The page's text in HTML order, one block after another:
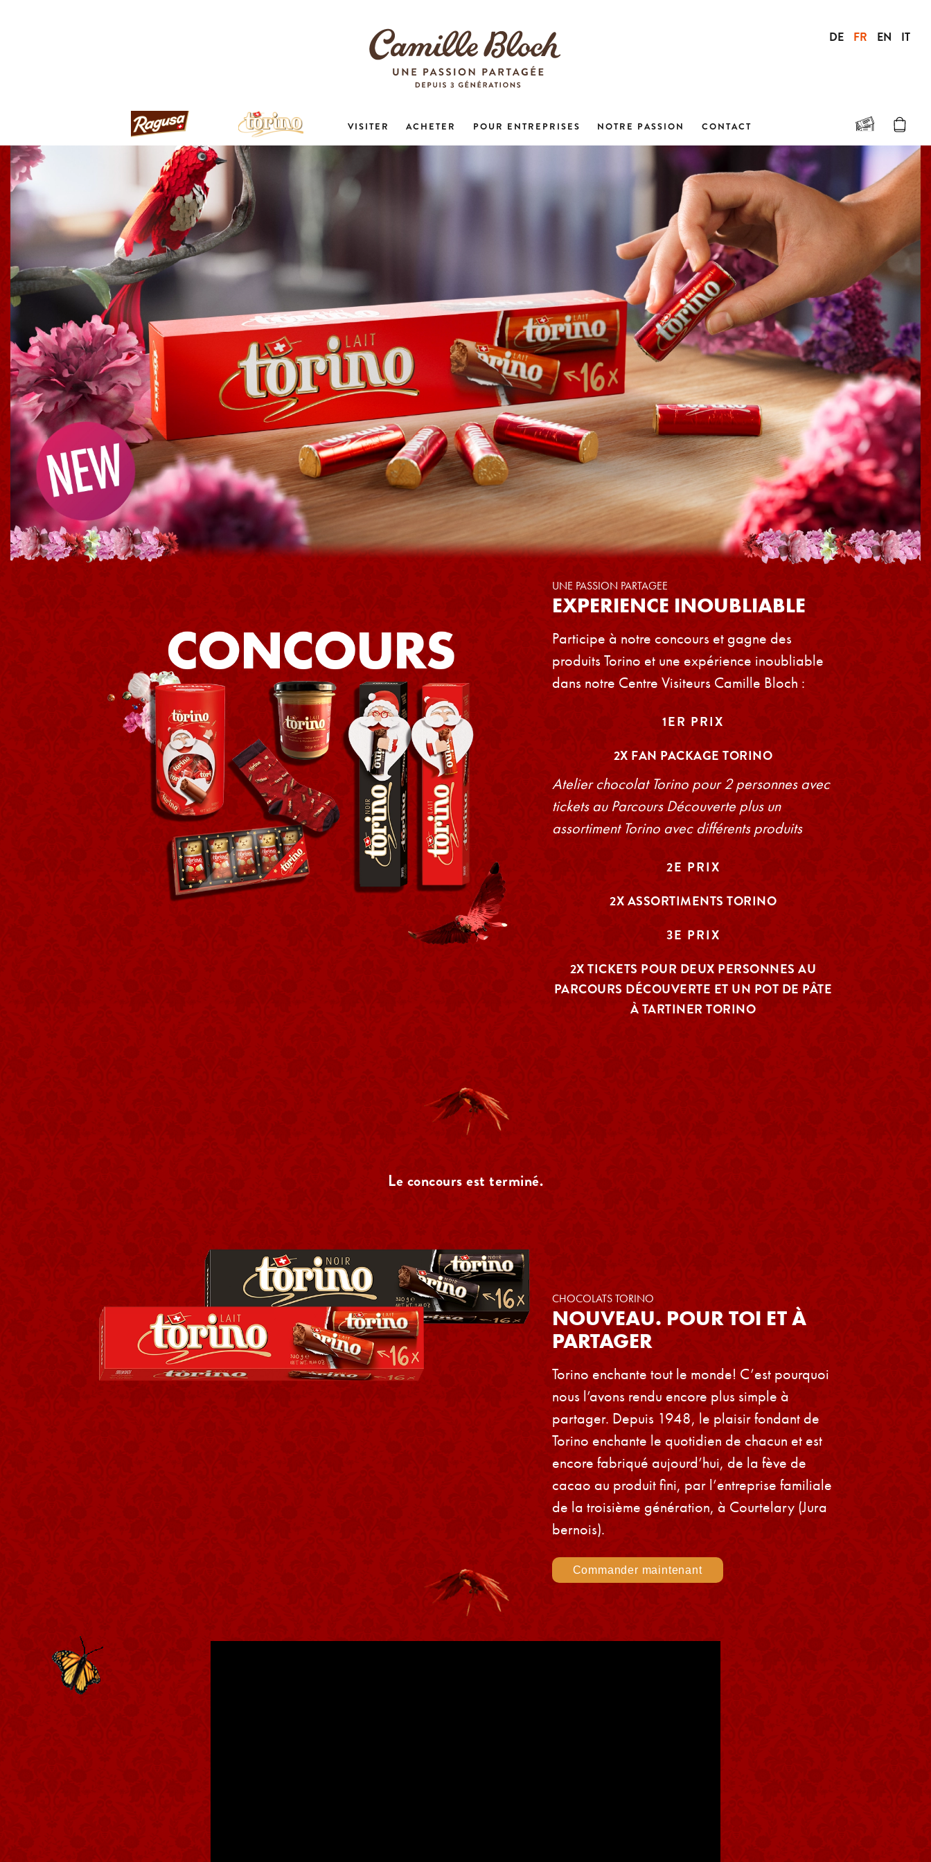
DE FR EN IT
VISITER ACHETER POUR ENTREPRISES NOTRE PASSION CONTACT
UNE PASSION PARTAGEE
EXPERIENCE INOUBLIABLE
Participe à notre concours et gagne des
produits Torino et une expérience inoubliable
dans notre Centre Visiteurs Camille Bloch :
1ER PRIX
2X FAN PACKAGE TORINO
Atelier chocolat Torino pour 2 personnes avec
tickets au Parcours Découverte plus un
assortiment Torino avec différents produits
2E PRIX
2X ASSORTIMENTS TORINO
3E PRIX
2X TICKETS POUR DEUX PERSONNES AU
PARCOURS DÉCOUVERTE ET UN POT DE PÂTE
À TARTINER TORINO
Le concours est terminé.
CHOCOLATS TORINO
NOUVEAU. POUR TOI ET À
PARTAGER
Torino enchante tout le monde! C’est pourquoi
nous l’avons rendu encore plus simple à
partager. Depuis 1948, le plaisir fondant de
Torino enchante le quotidien de chacun et est
encore fabriqué aujourd’hui, de la fève de
cacao au produit fini, par l’entreprise familiale
de la troisième génération, à Courtelary (Jura
bernois).
Commander maintenant